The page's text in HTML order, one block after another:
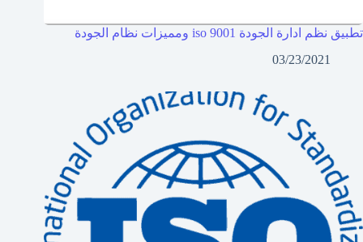
تطبيق نظم ادارة الجودة iso 9001 ومميزات نظام الجودة
03/23/2021